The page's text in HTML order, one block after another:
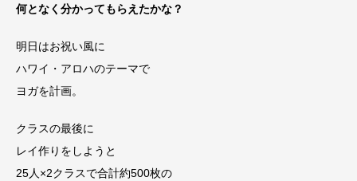
何となく分かってもらえたかな？
明日はお祝い風に
ハワイ・アロハのテーマで
ヨガを計画。
クラスの最後に
レイ作りをしようと
25人×2クラスで合計約500枚の